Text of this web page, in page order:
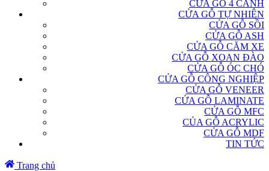
CỬA GỖ 4 CÁNH
CỬA GỖ TỰ NHIÊN
CỬA GỖ SỒI
CỬA GỖ ASH
CỬA GỖ CĂM XE
CỬA GỖ XOAN ĐÀO
CỬA GỖ ÓC CHÓ
CỬA GỖ CÔNG NGHIỆP
CỬA GỖ VENEER
CỬA GỖ LAMINATE
CỬA GỖ MFC
CỦA GỖ ACRYLIC
CỬA GỖ MDF
TIN TỨC
Trang chủ